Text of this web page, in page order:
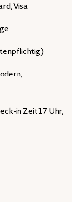
Visa
in Zeit 17 Uhr,